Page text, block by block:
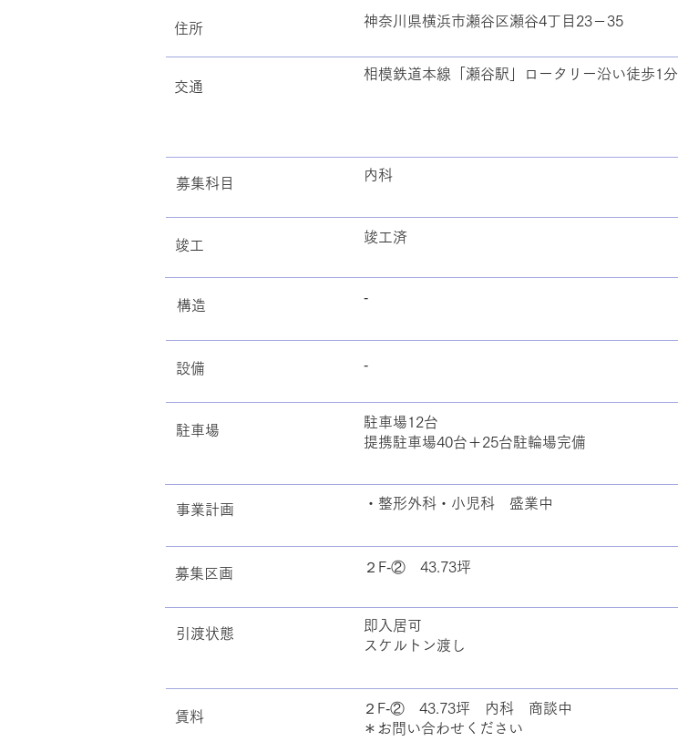
住所 神奈川県横浜市瀬谷区瀬谷4丁目23－35
交通
相模鉄道本線「瀬谷駅」ロータリー沿い徒歩1分
募集科目
内科
​竣工
竣工済
​構造
‐
​設備 ‐
駐車場
駐車場12台
提携駐車場40台＋25台駐輪場完備
事業計画 ・整形外科・小児科 盛業中
引渡状態
即入居可
スケルトン渡し
募集区画 ２F‐② 43.73坪
賃料
２F‐② 43.73坪 内科 商談中
＊お問い合わせください